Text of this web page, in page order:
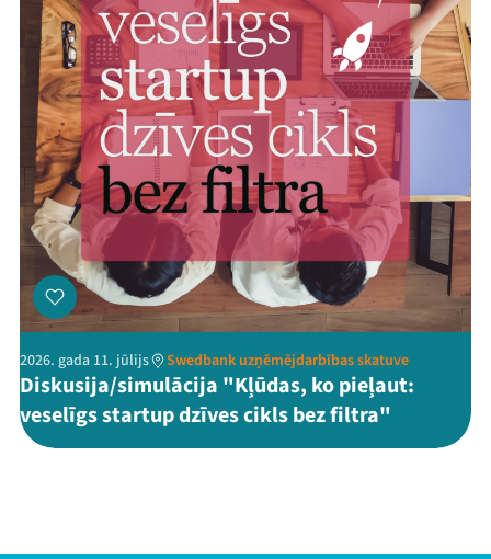
2026. gada 11. jūlijs Swedbank uzņēmējdarbības skatuve
Diskusija/simulācija "Kļūdas, ko pieļaut:
veselīgs startup dzīves cikls bez filtra"